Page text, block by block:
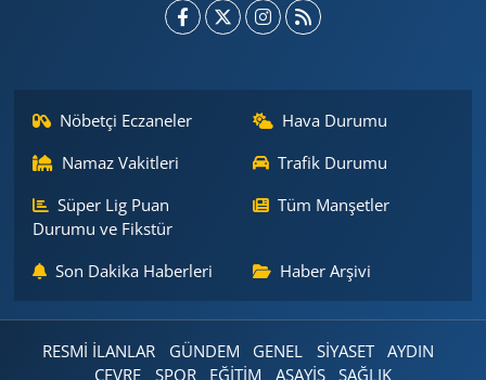
Nöbetçi Eczaneler
Hava Durumu
Namaz Vakitleri
Trafik Durumu
Süper Lig Puan
Durumu ve Fikstür
Tüm Manşetler
Son Dakika Haberleri Haber Arşivi
RESMİ İLANLAR GÜNDEM GENEL SİYASET
AYDIN
ÇEVRE
SPOR EĞİTİM ASAYİŞ SAĞLIK